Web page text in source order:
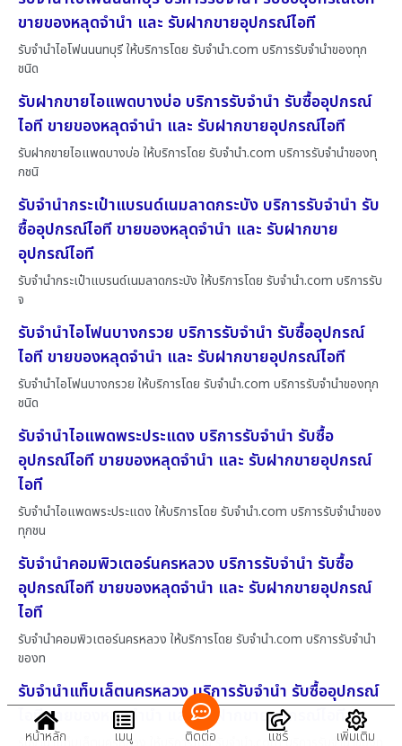
ขายของหลุดจำนำ และ รับฝากขายอุปกรณ์ไอที
รับจำนำไอโฟนนนทบุรี ให้บริการโดย รับจํานํา.com บริการรับจำนำของทุก
ชนิด
รับฝากขายไอแพดบางบ่อ บริการรับจำนำ รับซื้ออุปกรณ์
ไอที ขายของหลุดจำนำ และ รับฝากขายอุปกรณ์ไอที
รับฝากขายไอแพดบางบ่อ ให้บริการโดย รับจํานํา.com บริการรับจำนำของทุ
กชนิ
รับจำนำกระเป๋าแบรนด์เนมลาดกระบัง บริการรับจำนำ รับ
ซื้ออุปกรณ์ไอที ขายของหลุดจำนำ และ รับฝากขาย
อุปกรณ์ไอที
รับจำนำกระเป๋าแบรนด์เนมลาดกระบัง ให้บริการโดย รับจํานํา.com บริการรับ
จ
รับจำนำไอโฟนบางกรวย บริการรับจำนำ รับซื้ออุปกรณ์
ไอที ขายของหลุดจำนำ และ รับฝากขายอุปกรณ์ไอที
รับจำนำไอโฟนบางกรวย ให้บริการโดย รับจํานํา.com บริการรับจำนำของทุก
ชนิด
รับจำนำไอแพดพระประแดง บริการรับจำนำ รับซื้อ
อุปกรณ์ไอที ขายของหลุดจำนำ และ รับฝากขายอุปกรณ์
ไอที
รับจำนำไอแพดพระประแดง ให้บริการโดย รับจํานํา.com บริการรับจำนำของ
ทุกชน
รับจำนำคอมพิวเตอร์นครหลวง บริการรับจำนำ รับซื้อ
อุปกรณ์ไอที ขายของหลุดจำนำ และ รับฝากขายอุปกรณ์
ไอที
รับจำนำคอมพิวเตอร์นครหลวง ให้บริการโดย รับจํานํา.com บริการรับจำนำ
ของท
รับจำนำแท็บเล็ตนครหลวง บริการรับจำนำ รับซื้ออุปกรณ์
ไอที ขายของหลุดจำนำ และ รับฝากขายอุปกรณ์ไอที
หน้าหลัก เมนู ติดต่อ แชร์ เพิ่มเติม